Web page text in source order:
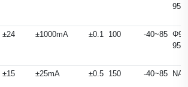
±24 ±1000mA ±0.1 100 -40~85
±15 ±25mA ±0.5 150 -40~85 NA